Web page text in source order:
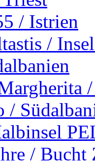
/ Istrien
/
/
/ Bucht